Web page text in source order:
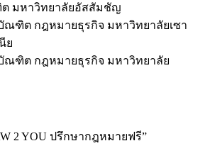
มหาวิทยาลัยอัสสัมชัญ
ณฑิต กฎหมายธุรกิจ มหาวิทยาลัยเซา
ย
ณฑิต กฎหมายธุรกิจ มหาวิทยาลัย
2 YOU ปรึกษากฎหมายฟรี”